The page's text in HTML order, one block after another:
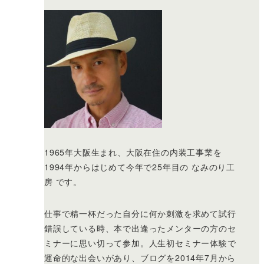
1965年大阪生まれ、大阪在住の内装工事業を
1994年からはじめて今年で25年目の なみのり工
房 です。
仕事で精一杯だった自分に何か刺激を求めて試行
錯誤している時、本で出逢ったメンターの方のセ
ミナーに思い切って参加。人生初セミナー体験で
運命的な出会いがあり、ブログを2014年7月から